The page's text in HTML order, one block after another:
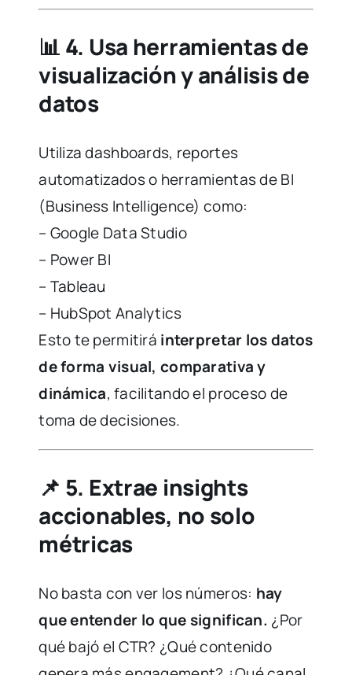
📊 4. Usa herramientas de
visualización y análisis de
datos
Utiliza dashboards, reportes
automatizados o herramientas de BI
(Business Intelligence) como:
– Google Data Studio
– Power BI
– Tableau
– HubSpot Analytics
Esto te permitirá interpretar los datos
de forma visual, comparativa y
dinámica, facilitando el proceso de
toma de decisiones.
📌 5. Extrae insights
accionables, no solo
métricas
No basta con ver los números: hay
que entender lo que significan. ¿Por
qué bajó el CTR? ¿Qué contenido